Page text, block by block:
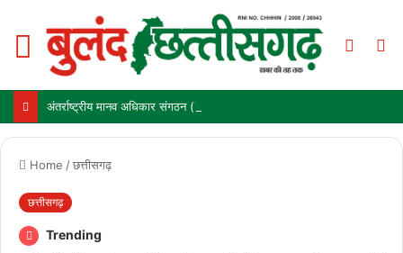
Menu
Switch
Home /छत्तीसगढ़
छत्तीसगढ़
Trending